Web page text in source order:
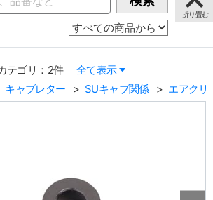
テゴリ：2件
全て表示
キャブレター SUキャブ関係 エアクリ